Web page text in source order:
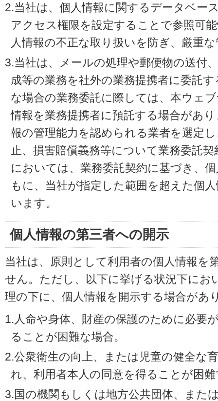
2.当社は、個人情報に関するデータベー
アクセス権限を設定することで参照可
人情報の不正な取り扱いを防ぎ、厳重
3.当社は、メールの処理や郵便物の送付
成等の業務を社外の業務提携者に委託
な場合の業務委託に際しては、本ウェ
情報を業務提携者に預託する場合があ
報の管理能力を認められる業者を選定
止、損害賠償義務等について業務委託
においては、業務委託契約に基づき、
もに、当社が指定した範囲を超えた個
います。
個人情報の第三者への開示
当社は、原則として利用者の個人情報を
せん。ただし、以下に挙げる状況下にお
理の下に、個人情報を開示する場合があ
1.人命や身体、財産の保護のために必要
ることが困難な場合。
2.公衆衛生の向上、または児童の健全な
れ、利用者本人の同意を得ることが困
3.国の機関もしくは地方公共団体、また